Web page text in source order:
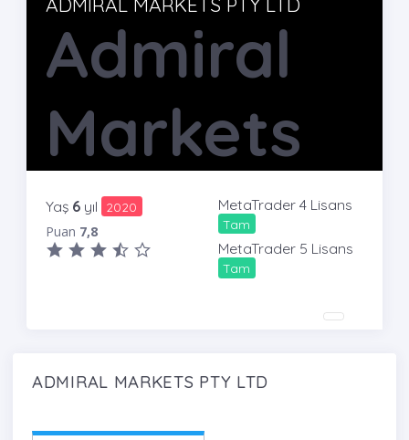
Admiral
Markets
Yaş 6 yıl 2020
Puan 7,8
MetaTrader 4 Lisans
Tam
MetaTrader 5 Lisans
Tam
ADMIRAL MARKETS PTY LTD